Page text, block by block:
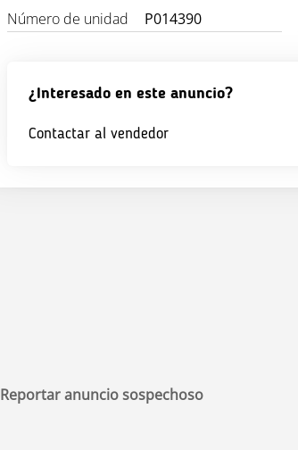
Número de unidad P014390
¿Interesado en este anuncio?
Contactar al vendedor
Reportar anuncio sospechoso